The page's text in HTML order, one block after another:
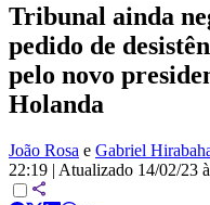
Tribunal ainda
pedido de
pelo novo
Holanda
João Rosa e Gabriel
22:19 | Atualizado 14/02/23